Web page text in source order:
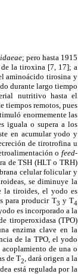
; pero hasta 1915
la tiroxina [7, 17]; a
aminoácido tirosina y
durante largo tiempo
nutritivo hasta el
tiempos remotos, pues
enormemente las
iguala o supera a los
en acumular yodo y
de tirotrofina u
o feed-
de TSH (HLT o TRH)
celular folicular y
se diminuye la
la tiroides, el yodo es
para producir T3 y T4
es incorporado a la
tiroperoxidasa (TPO)
enzima clave en la
de la TPO, el yodo
de una o
de T2, dará origen a la
está regulada por la